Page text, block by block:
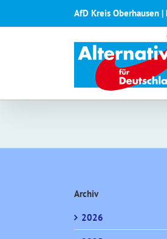
springen
AfD Kreis Oberhausen
Archiv
2026